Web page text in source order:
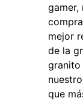
gamer,
mejor
de la
granito
que